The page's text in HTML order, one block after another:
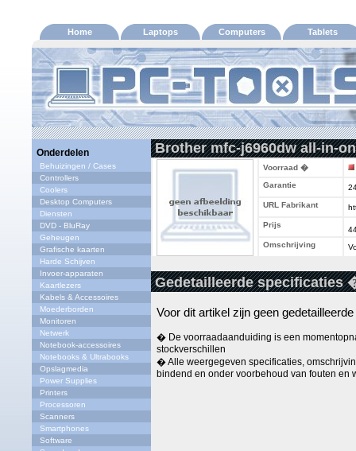
Home Laptops Computers Tablets
Onderdelen
Behuizingen / Cases
Controllers
Coolers
Desktop Computers
Diensten
DVD - BluRay
Geheugen
Grafische kaarten
Harde Schijven
Invoer-apparaten
Kaartlezers
Kabels & Accessoires
Moederborden
Monitoren
Netwerk
Notebook-accessoires
Notebooks & Ultrabooks
Opslagmedia
Power Supplies
Printers
Processoren
Scanners
Smartphones
Software
Brother mfc-j6960dw all-in-
Voorraad �
Garantie
URL Fabrikant
Prijs
Omschrijving
Gedetailleerde specificaties
Voor dit artikel zijn geen
� De voorraadaanduiding is een
stockverschillen
� Alle weergegeven specificaties,
bindend en onder voorbehoud van fouten en